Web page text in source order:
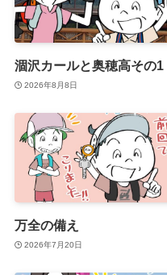
涸沢カールと奥穂高その1
2026年8月8日
万全の備え
2026年7月20日